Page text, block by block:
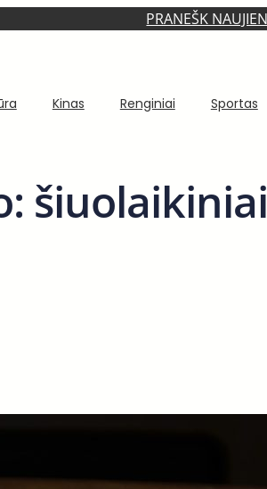
PRANEŠK
Kinas Renginiai Sportas